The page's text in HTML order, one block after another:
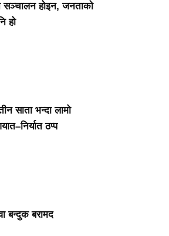
होइन, जनताको
हो
साता भन्दा लामो
ठप्प
बन्दुक बरामद